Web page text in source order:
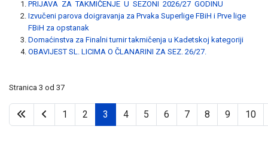
PRIJAVA ZA TAKMIČENJE U SEZONI 2026/27 GODINU
Izvučeni parova doigravanja za Prvaka Superlige FBiH i Prve lige
FBiH za opstanak
Domaćinstva za Finalni turnir takmičenja u Kadetskoj kategoriji
OBAVIJEST SL. LICIMA O ČLANARINI ZA SEZ. 26/27.
Stranica 3 od 37
1 2 3 4 5 6 7 8 9 10